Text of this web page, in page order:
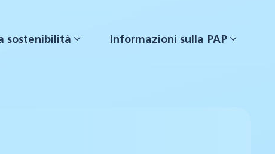
sostenibilità Informazioni sulla PAP